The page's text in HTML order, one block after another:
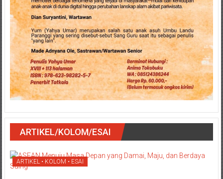
ARTIKEL/KOLOM/ESAI
ARTIKEL • KOLOM • ESAI